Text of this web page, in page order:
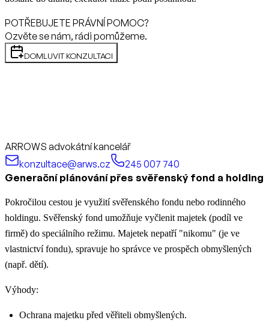
POTŘEBUJETE PRÁVNÍ POMOC?
Ozvěte se nám, rádi pomůžeme.
DOMLUVIT KONZULTACI
ARROWS advokátní kancelář
konzultace@arws.cz
245 007 740
Generační plánování přes svěřenský fond a holding
Pokročilou cestou je využití svěřenského fondu nebo rodinného
holdingu. Svěřenský fond umožňuje vyčlenit majetek (podíl ve
firmě) do speciálního režimu. Majetek nepatří "nikomu" (je ve
vlastnictví fondu), spravuje ho správce ve prospěch obmyšlených
(např. dětí).
Výhody:
Ochrana majetku před věřiteli obmyšlených.